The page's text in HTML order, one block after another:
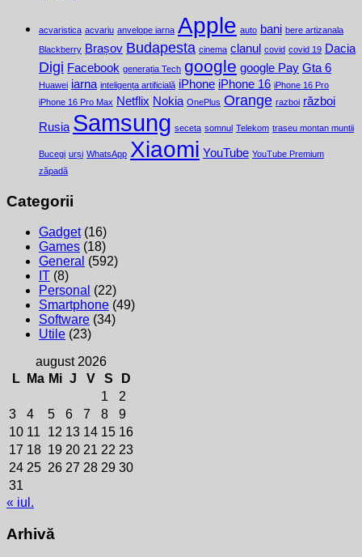
acvaristica acvariu anvelope iarna Apple auto bani bere artizanala
Blackberry Brașov Budapesta cinema clanul covid covid 19 Dacia
Digi Facebook generația Tech google google Pay Gta 6
Huawei iarna inteligența artificială iPhone iPhone 16 iPhone 16 Pro
iPhone 16 Pro Max Netflix Nokia OnePlus Orange razboi război
Rusia Samsung seceta somnul Telekom traseu montan muntii
Bucegi urși WhatsApp Xiaomi YouTube YouTube Premium
zăpadă
Categorii
Gadget(16)
Games (18)
General (592)
IT (8)
Personal (22)
Smartphone (49)
Software (34)
Utile (23)
august 2026
L
Ma Mi J V S
D
1
2
3
4 5 6 7 8
9
10 11 12 13 14 15 16
17 18 19 20 21 22 23
24 25 26 27 28 29 30
31
« iul.
Arhivă